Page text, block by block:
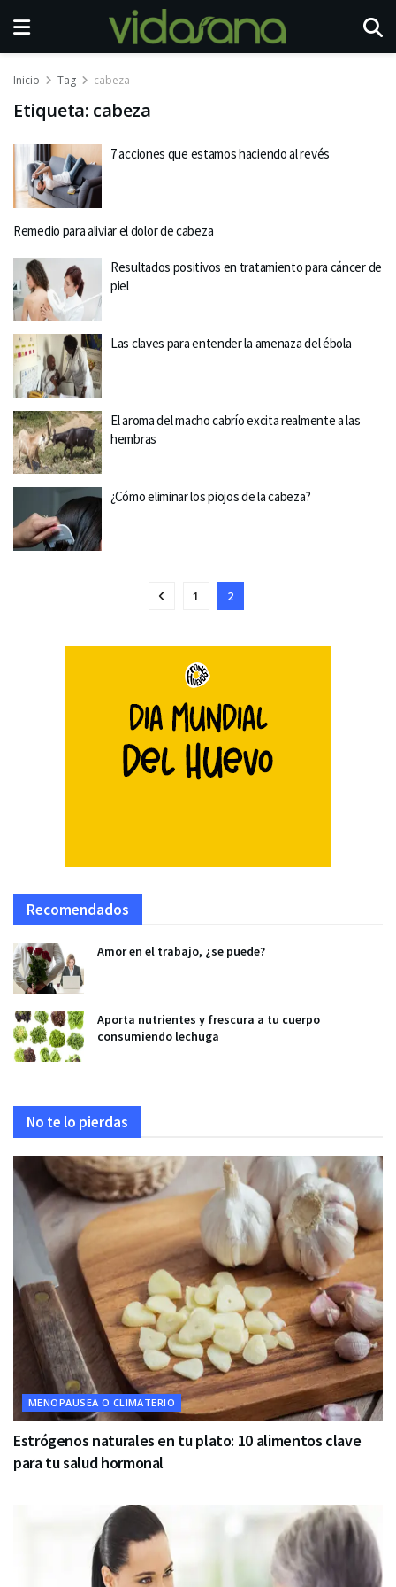
Inicio Tag cabeza
Etiqueta: cabeza
7 acciones que estamos haciendo al revés
Remedio para aliviar el dolor de cabeza
Resultados positivos en tratamiento para cáncer de
piel
Las claves para entender la amenaza del ébola
El aroma del macho cabrío excita realmente a las
hembras
¿Cómo eliminar los piojos de la cabeza?
1 2
Recomendados
Amor en el trabajo, ¿se puede?
Aporta nutrientes y frescura a tu cuerpo
consumiendo lechuga
No te lo pierdas
MENOPAUSEA O CLIMATERIO
Estrógenos naturales en tu plato: 10 alimentos clave
para tu salud hormonal